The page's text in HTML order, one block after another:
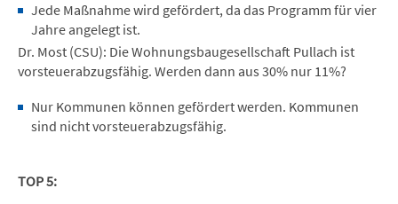
Jede Maßnahme wird gefördert, da das Programm für vier
Jahre angelegt ist.
Dr. Most (CSU): Die Wohnungsbaugesellschaft Pullach ist
vorsteuerabzugsfähig. Werden dann aus 30% nur 11%?
Nur Kommunen können gefördert werden. Kommunen
sind nicht vorsteuerabzugsfähig.
TOP 5: